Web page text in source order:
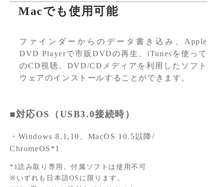
Macでも使用可能
ファインダーからのデータ書き込み、Apple
DVD Playerで市販DVDの再生、iTunesを使って
のCD視聴、DVD/CDメディアを利用したソフト
ウェアのインストールすることができます。
■対応OS（USB3.0接続時）
・Windows 8.1,10、MacOS 10.5以降/
ChromeOS*1
*1読み取り専用。付属ソフトは使用不可
※いずれも日本語OSに限ります。